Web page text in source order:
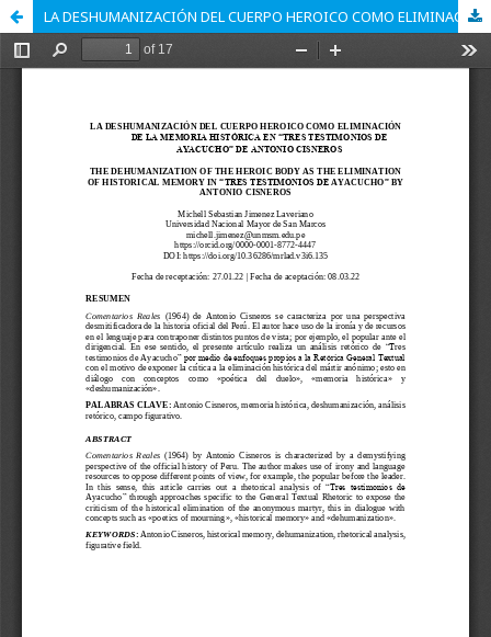
LA DESHUMANIZACIÓN DEL CUERPO HEROICO COMO ELIMINACIÓN DE LA MEMORIA HISTÓRICA EN “TRES TESTIMONIOS DE AYACUCHO” DE ANTONIO CISNEROS